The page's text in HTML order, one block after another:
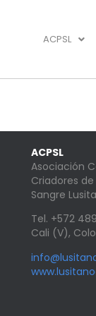
ACPSL
ACPSL
Asociación
Criadores
Sangre
Tel. +572
Cali (V),